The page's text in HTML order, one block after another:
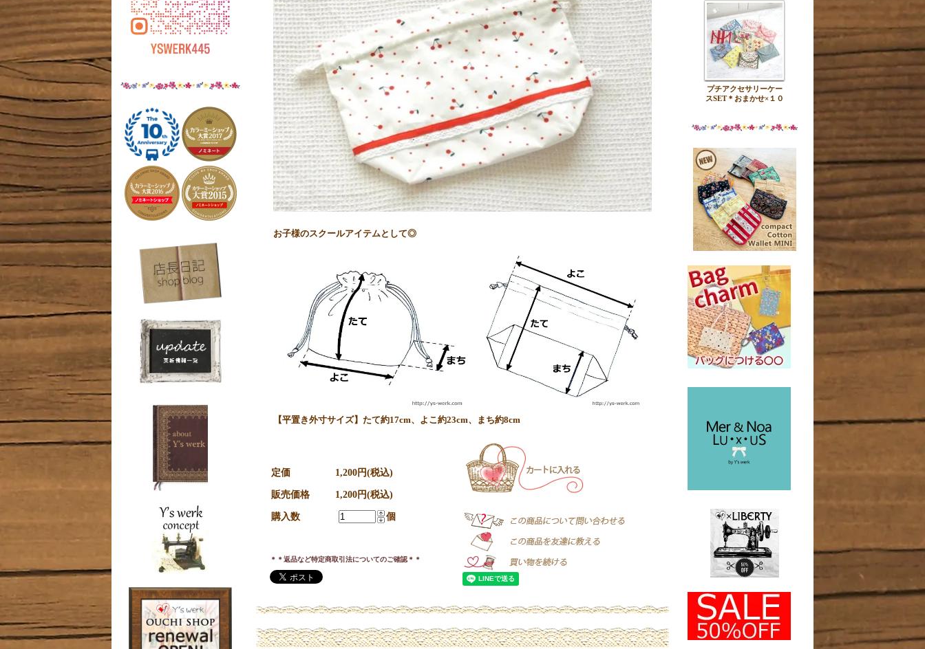
お子様のスクールアイテムとして◎
【平置き外寸サイズ】たて約17cm、よこ約23cm、まち約8cm
定価 1,200円(税込)
販売価格 1,200円(税込)
購入数 個
＊＊返品など特定商取引法についてのご確認＊＊
プチアクセサリーケー
スSET＊おまかせ×１０